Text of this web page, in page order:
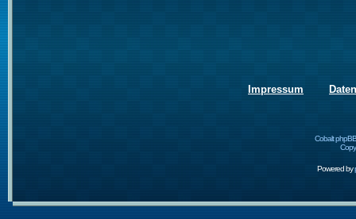
Impressum
Cobalt
Powered by